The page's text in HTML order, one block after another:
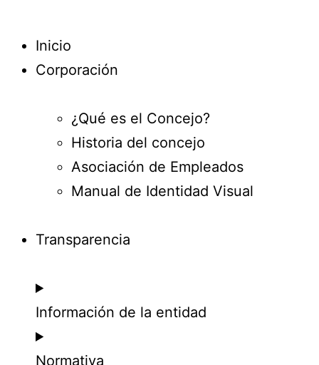
Inicio
Corporación
¿Qué es el Concejo?
Historia del concejo
Asociación de Empleados
Manual de Identidad Visual
Transparencia
Información de la entidad
Normativa